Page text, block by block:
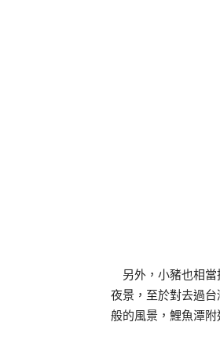
另外，小豬也相當
夜景，至於對去過
般的風景，鯉魚潭